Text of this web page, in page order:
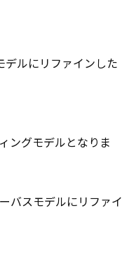
デルにリファインした
ングモデルとなりま
バスモデルにリファイ